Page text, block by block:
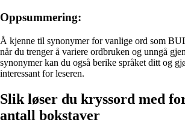
Oppsummering:
Å kjenne til synonymer for vanlige ord som
når du trenger å variere ordbruken og unngå
synonymer kan du også berike språket ditt og
interessant for leseren.
Slik løser du kryssord med
antall bokstaver